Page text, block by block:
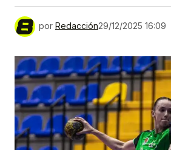
por Redacción29/12/2025 16:09